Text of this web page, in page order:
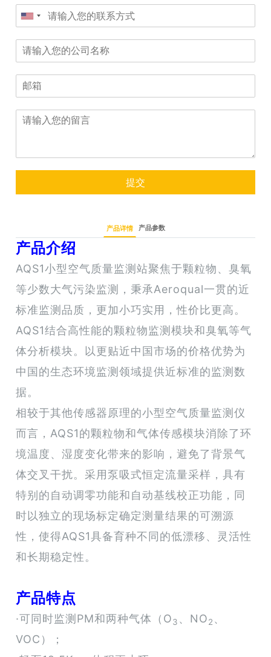
提交
产品详情 产品参数
产品介绍
AQS1小型空气质量监测站聚焦于颗粒物、臭氧
等少数大气污染监测，秉承Aeroqual一贯的近
标准监测品质，更加小巧实用，性价比更高。
AQS1结合高性能的颗粒物监测模块和臭氧等气
体分析模块。以更贴近中国市场的价格优势为
中国的生态环境监测领域提供近标准的监测数
据。
相较于其他传感器原理的小型空气质量监测仪
而言，AQS1的颗粒物和气体传感模块消除了环
境温度、湿度变化带来的影响，避免了背景气
体交叉干扰。采用泵吸式恒定流量采样，具有
特别的自动调零功能和自动基线校正功能，同
时以独立的现场标定确定测量结果的可溯源
性，使得AQS1具备育种不同的低漂移、灵活性
和长期稳定性。
产品特点
·可同时监测PM和两种气体（O3 、NO2 、
VOC）；